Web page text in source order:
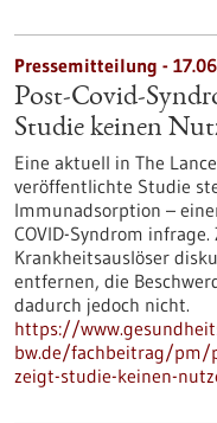
Pressemitteilung -
Post-Covid-
Studie keinen
Eine aktuell in The
veröffentlichte Studie
Immunadsorption –
COVID-Syndrom
Krankheitsauslöser
entfernen, die
dadurch jedoch nicht.
https://
bw.de/fachbeitrag/pm/
zeigt-studie-keinen-